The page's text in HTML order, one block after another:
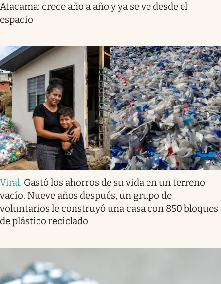
Atacama: crece año a año y ya se ve desde el
espacio
Viral. Gastó los ahorros de su vida en un terreno
vacío. Nueve años después, un grupo de
voluntarios le construyó una casa con 850 bloques
de plástico reciclado